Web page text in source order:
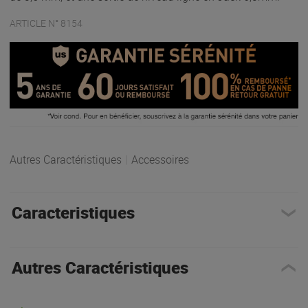
ARTICLE N° 8154
Autres Caractéristiques Accessoires
Caracteristiques
Autres Caractéristiques